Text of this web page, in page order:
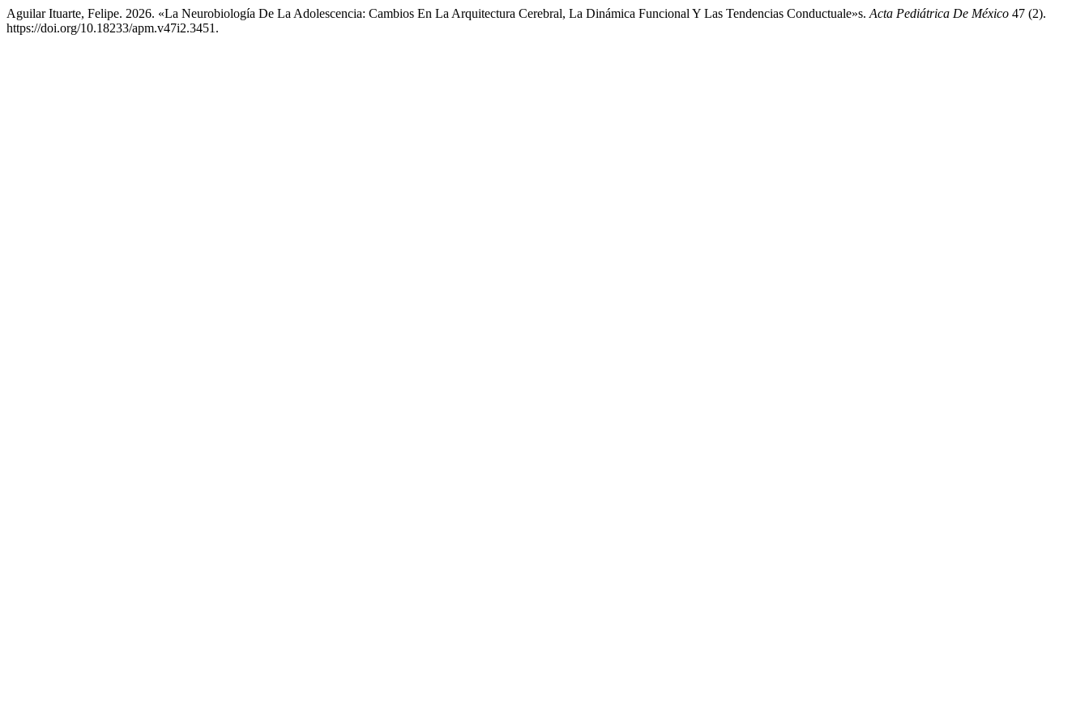
Aguilar Ituarte, Felipe. 2026. «La Neurobiología De La Adolescencia: Cambios En La Arquitectura Cerebral, La Dinámica Funcional Y Las Tendencias Conductuale»s. Acta Pediátrica De México 47 (2).
https://doi.org/10.18233/apm.v47i2.3451.